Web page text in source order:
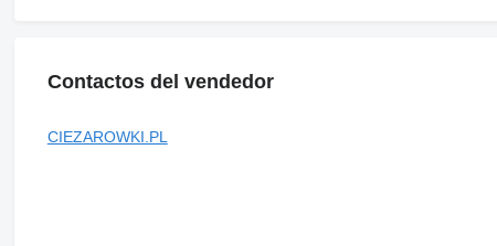
Contactos del vendedor
CIEZAROWKI.PL